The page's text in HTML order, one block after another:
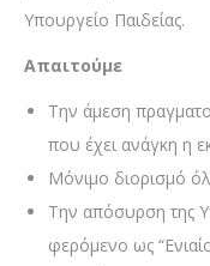
Υπουργείο Παιδείας.
Απαιτούμε
Την άμεση
που έχει ανάγκη η
Μόνιμο διορισμό
Την απόσυρση της
φερόμενο ως